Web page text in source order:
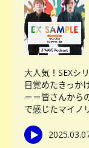
大人気！SEXシ
目覚めたきっか
＝＝皆さんから
で感じたマイノ